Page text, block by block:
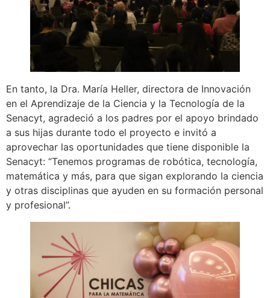
En tanto, la Dra. María Heller, directora de Innovación
en el Aprendizaje de la Ciencia y la Tecnología de la
Senacyt, agradeció a los padres por el apoyo brindado
a sus hijas durante todo el proyecto e invitó a
aprovechar las oportunidades que tiene disponible la
Senacyt: “Tenemos programas de robótica, tecnología,
matemática y más, para que sigan explorando la ciencia
y otras disciplinas que ayuden en su formación personal
y profesional”.